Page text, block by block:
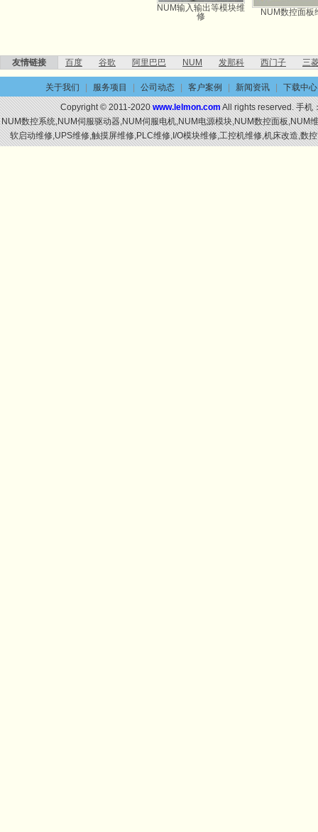
NUM输入输出等模块维
NUM数控面板维
友情链接 百度 谷歌 阿里巴巴 NUM 发那科 西门子 三
关于我们 服务项目 公司动态 客户案例 新闻资讯
下载中心
Copyright © 2011-2020www.lelmon.comAll rights reserved. 手机
NUM数控系统,NUM伺服驱动器,NUM伺服电机,NUM电源模块,NUM数控面板,NUM
软启动维修,UPS维修,触摸屏维修,PLC维修,I/O模块维修,工控机维修,机床改造,数